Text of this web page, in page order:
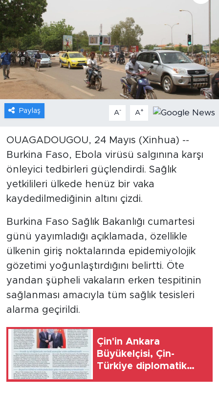
Paylaş A- A+
OUAGADOUGOU, 24 Mayıs (Xinhua) --
Burkina Faso, Ebola virüsü salgınına karşı
önleyici tedbirleri güçlendirdi. Sağlık
yetkilileri ülkede henüz bir vaka
kaydedilmediğinin altını çizdi.
Burkina Faso Sağlık Bakanlığı cumartesi
günü yayımladığı açıklamada, özellikle
ülkenin giriş noktalarında epidemiyolojik
gözetimi yoğunlaştırdığını belirtti. Öte
yandan şüpheli vakaların erken tespitinin
sağlanması amacıyla tüm sağlık tesisleri
alarma geçirildi.
Çin'in Ankara
Büyükelçisi, Çin-
Türkiye diplomatik
Çin Fuarları
Gündem
Video
Sağlık
Xinhua Türkiye
Seyahat